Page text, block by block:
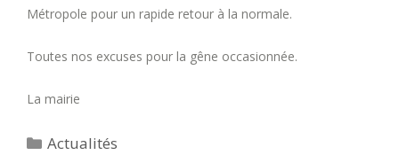
Métropole pour un rapide retour à la normale.
Toutes nos excuses pour la gêne occasionnée.
La mairie
Catégories
Actualités